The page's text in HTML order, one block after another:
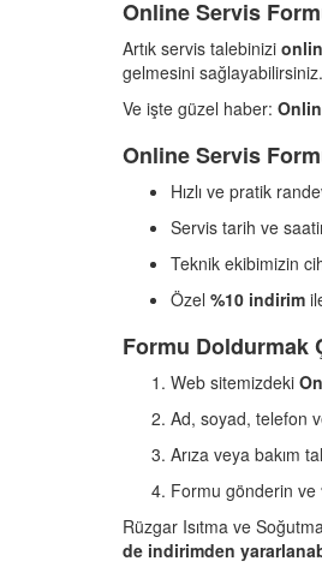
Online Servis
Artık servis talebinizi
gelmesini sağlayabilirsiniz.
Ve işte güzel haber:
Online Servis
Hızlı ve pratik
Servis tarih ve
Teknik ekibimizin
Özel %10 indirim
Formu Doldurmak
Web sitemizdeki
Ad, soyad, telefon
Arıza veya bakım
Formu gönderin ve
Rüzgar Isıtma ve
de indirimden